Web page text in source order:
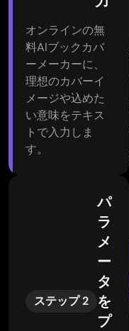
オンラインの無
料AIブックカバ
ーメーカーに、
理想のカバーイ
メージや込めた
い意味をテキス
トで入力しま
す。
ステップ 2
パ
ラ
メ
ー
タ
を
プ